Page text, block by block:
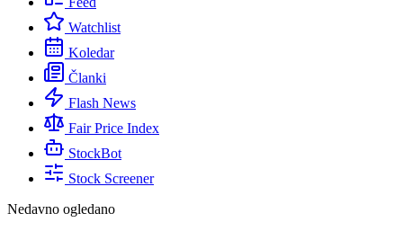
Watchlist
Koledar
Članki
Flash News
Fair Price Index
StockBot
Stock Screener
Nedavno ogledano